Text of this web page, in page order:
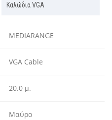
Καλώδια VGA
MEDIARANGE
VGA Cable
20.0 μ.
Μαύρο